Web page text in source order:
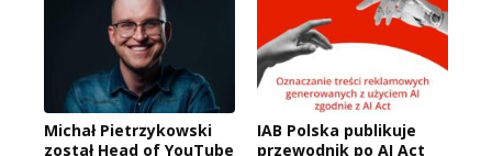
Michał Pietrzykowski
został Head of YouTube
IAB Polska publikuje
przewodnik po AI Act